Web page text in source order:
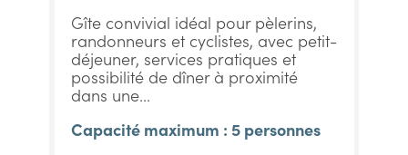
Gîte convivial idéal pour pèlerins,
randonneurs et cyclistes, avec petit-
déjeuner, services pratiques et
possibilité de dîner à proximité
dans une...
Capacité maximum : 5 personnes